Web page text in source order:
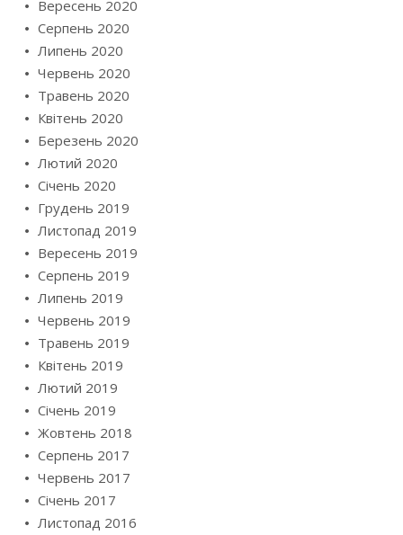
Вересень 2020
Серпень 2020
Липень 2020
Червень 2020
Травень 2020
Квітень 2020
Березень 2020
Лютий 2020
Січень 2020
Грудень 2019
Листопад 2019
Вересень 2019
Серпень 2019
Липень 2019
Червень 2019
Травень 2019
Квітень 2019
Лютий 2019
Січень 2019
Жовтень 2018
Серпень 2017
Червень 2017
Січень 2017
Листопад 2016